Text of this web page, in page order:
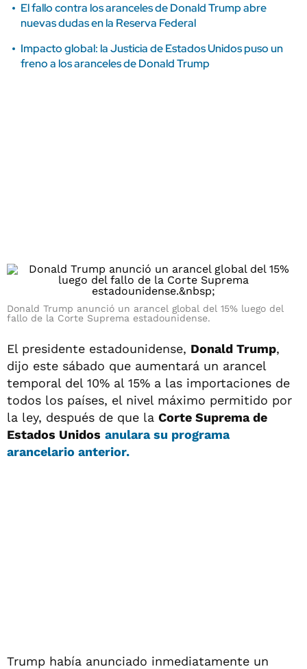
El fallo contra los aranceles de Donald Trump abre
nuevas dudas en la Reserva Federal
Impacto global: la Justicia de Estados Unidos puso un
freno a los aranceles de Donald Trump
Donald Trump anunció un arancel global del 15% luego del
fallo de la Corte Suprema estadounidense.
El presidente estadounidense, Donald Trump,
dijo este sábado que aumentará un arancel
temporal del 10% al 15% a las importaciones de
todos los países, el nivel máximo permitido por
la ley, después de que la Corte Suprema de
Estados Unidos anulara su programa
arancelario anterior.
Trump había anunciado inmediatamente un